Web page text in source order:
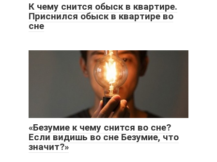
К чему снится обыск в квартире.
Приснился обыск в квартире во
сне
«Безумие к чему снится во сне?
Если видишь во сне Безумие, что
значит?»